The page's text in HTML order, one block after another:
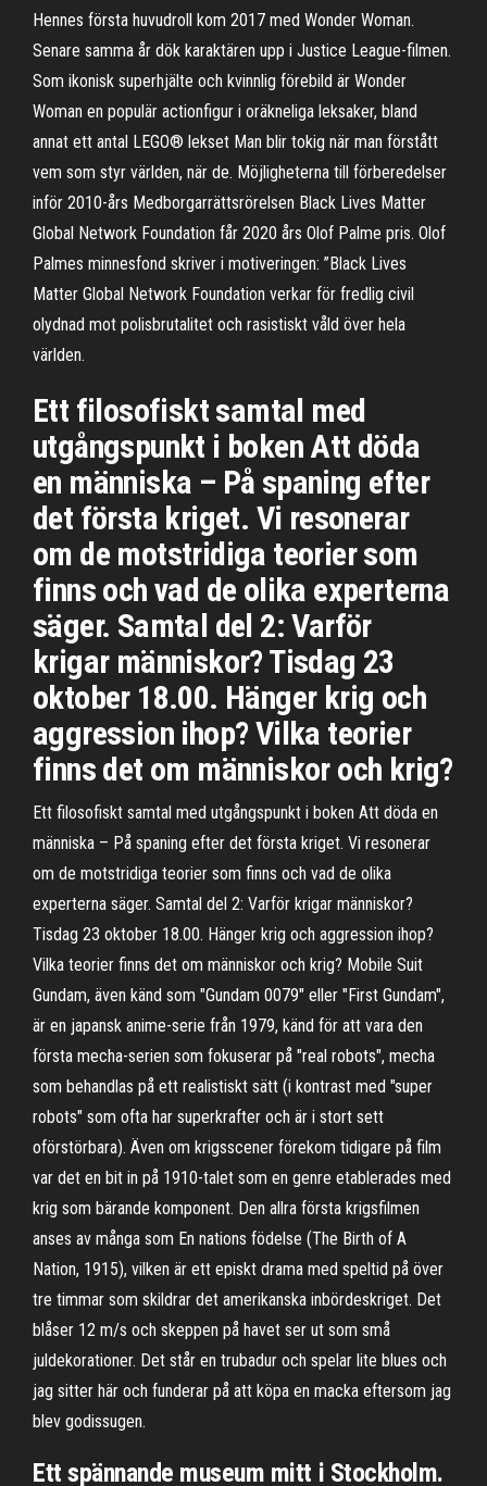
Hennes första huvudroll kom 2017 med Wonder Woman.
Senare samma år dök karaktären upp i Justice League-filmen.
Som ikonisk superhjälte och kvinnlig förebild är Wonder
Woman en populär actionfigur i oräkneliga leksaker, bland
annat ett antal LEGO® lekset Man blir tokig när man förstått
vem som styr världen, när de. Möjligheterna till förberedelser
inför 2010-års Medborgarrättsrörelsen Black Lives Matter
Global Network Foundation får 2020 års Olof Palme pris. Olof
Palmes minnesfond skriver i motiveringen: ”Black Lives
Matter Global Network Foundation verkar för fredlig civil
olydnad mot polisbrutalitet och rasistiskt våld över hela
världen.
Ett filosofiskt samtal med
utgångspunkt i boken Att döda
en människa – På spaning efter
det första kriget. Vi resonerar
om de motstridiga teorier som
finns och vad de olika experterna
säger. Samtal del 2: Varför
krigar människor? Tisdag 23
oktober 18.00. Hänger krig och
aggression ihop? Vilka teorier
finns det om människor och krig?
Ett filosofiskt samtal med utgångspunkt i boken Att döda en
människa – På spaning efter det första kriget. Vi resonerar
om de motstridiga teorier som finns och vad de olika
experterna säger. Samtal del 2: Varför krigar människor?
Tisdag 23 oktober 18.00. Hänger krig och aggression ihop?
Vilka teorier finns det om människor och krig? Mobile Suit
Gundam, även känd som "Gundam 0079" eller "First Gundam",
är en japansk anime-serie från 1979, känd för att vara den
första mecha-serien som fokuserar på "real robots", mecha
som behandlas på ett realistiskt sätt (i kontrast med "super
robots" som ofta har superkrafter och är i stort sett
oförstörbara). Även om krigsscener förekom tidigare på film
var det en bit in på 1910-talet som en genre etablerades med
krig som bärande komponent. Den allra första krigsfilmen
anses av många som En nations födelse (The Birth of A
Nation, 1915), vilken är ett episkt drama med speltid på över
tre timmar som skildrar det amerikanska inbördeskriget. Det
blåser 12 m/s och skeppen på havet ser ut som små
juldekorationer. Det står en trubadur och spelar lite blues och
jag sitter här och funderar på att köpa en macka eftersom jag
blev godissugen.
Ett spännande museum mitt i Stockholm.